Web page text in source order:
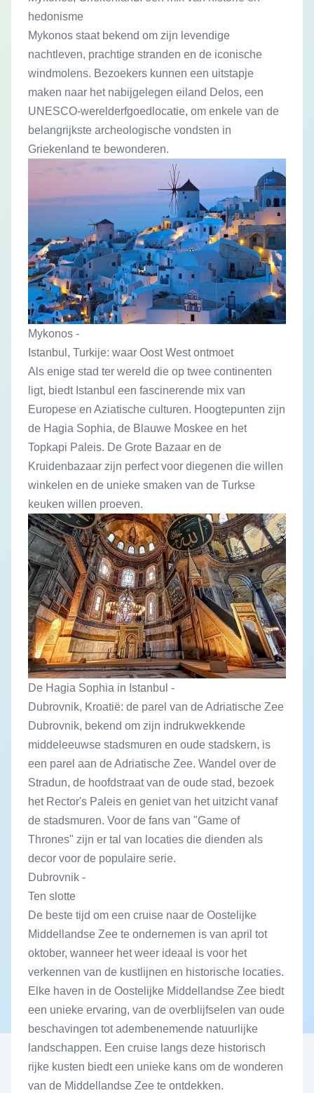
hedonisme
Mykonos staat bekend om zijn levendige
nachtleven, prachtige stranden en de iconische
windmolens. Bezoekers kunnen een uitstapje
maken naar het nabijgelegen eiland Delos, een
UNESCO-werelderfgoedlocatie, om enkele van de
belangrijkste archeologische vondsten in
Griekenland te bewonderen.
Mykonos -
Istanbul, Turkije: waar Oost West ontmoet
Als enige stad ter wereld die op twee continenten
ligt, biedt Istanbul een fascinerende mix van
Europese en Aziatische culturen. Hoogtepunten zijn
de Hagia Sophia, de Blauwe Moskee en het
Topkapi Paleis. De Grote Bazaar en de
Kruidenbazaar zijn perfect voor diegenen die willen
winkelen en de unieke smaken van de Turkse
keuken willen proeven.
De Hagia Sophia in Istanbul -
Dubrovnik, Kroatië: de parel van de Adriatische Zee
Dubrovnik, bekend om zijn indrukwekkende
middeleeuwse stadsmuren en oude stadskern, is
een parel aan de Adriatische Zee. Wandel over de
Stradun, de hoofdstraat van de oude stad, bezoek
het Rector's Paleis en geniet van het uitzicht vanaf
de stadsmuren. Voor de fans van "Game of
Thrones" zijn er tal van locaties die dienden als
decor voor de populaire serie.
Dubrovnik -
Ten slotte
De beste tijd om een cruise naar de Oostelijke
Middellandse Zee te ondernemen is van april tot
oktober, wanneer het weer ideaal is voor het
verkennen van de kustlijnen en historische locaties.
Elke haven in de Oostelijke Middellandse Zee biedt
een unieke ervaring, van de overblijfselen van oude
beschavingen tot adembenemende natuurlijke
landschappen. Een cruise langs deze historisch
rijke kusten biedt een unieke kans om de wonderen
van de Middellandse Zee te ontdekken.
Klantervaringen